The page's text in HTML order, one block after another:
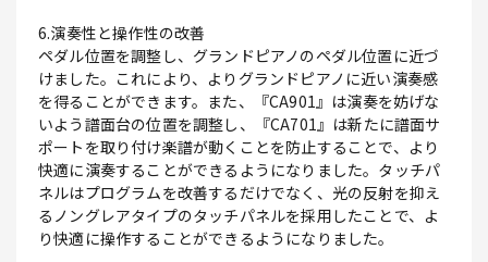
6.演奏性と操作性の改善
ペダル位置を調整し、グランドピアノのペダル位置に近づ
けました。これにより、よりグランドピアノに近い演奏感
を得ることができます。また、『CA901』は演奏を妨げな
いよう譜面台の位置を調整し、『CA701』は新たに譜面サ
ポートを取り付け楽譜が動くことを防止することで、より
快適に演奏することができるようになりました。タッチパ
ネルはプログラムを改善するだけでなく、光の反射を抑え
るノングレアタイプのタッチパネルを採用したことで、よ
り快適に操作することができるようになりました。